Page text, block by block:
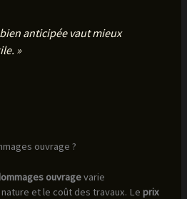
anticipée vaut mieux
»
ouvrage ?
ouvragevarie
et le coût des travaux. Le prix